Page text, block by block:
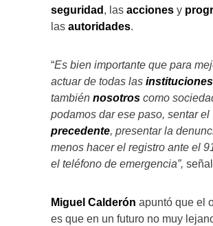
seguridad , las acciones y
las autoridades.
“Es bien importante que para
actuar de todas las instituciones
también nosotros como
podamos dar ese paso, sentar el
precedente, presentar la
menos hacer el registro ante el
el teléfono de emergencia”,
Miguel Calderón apuntó que el
es que en un futuro no muy